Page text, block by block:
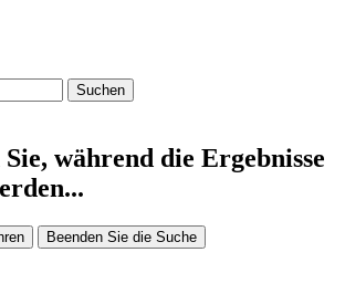
während die Ergebnisse
Beenden Sie die Suche